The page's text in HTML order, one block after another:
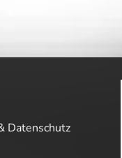
Datenschutz